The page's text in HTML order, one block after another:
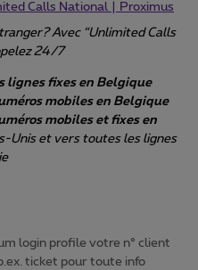
Calls National | Proximus
Avec “Unlimited Calls
24/7
lignes fixes en Belgique
mobiles en Belgique
mobiles et fixes en
Unis et vers toutes les lignes
login profile votre n° client
ticket pour toute info